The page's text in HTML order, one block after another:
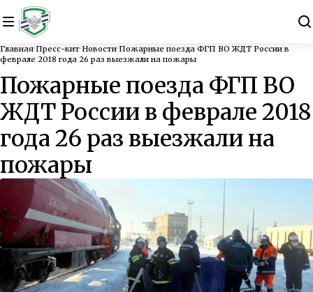
Главная Пресс-кит Новости Пожарные поезда ФГП ВО ЖДТ России в
феврале 2018 года 26 раз выезжали на пожары
Пожарные поезда ФГП ВО
ЖДТ России в феврале 2018
года 26 раз выезжали на
пожары